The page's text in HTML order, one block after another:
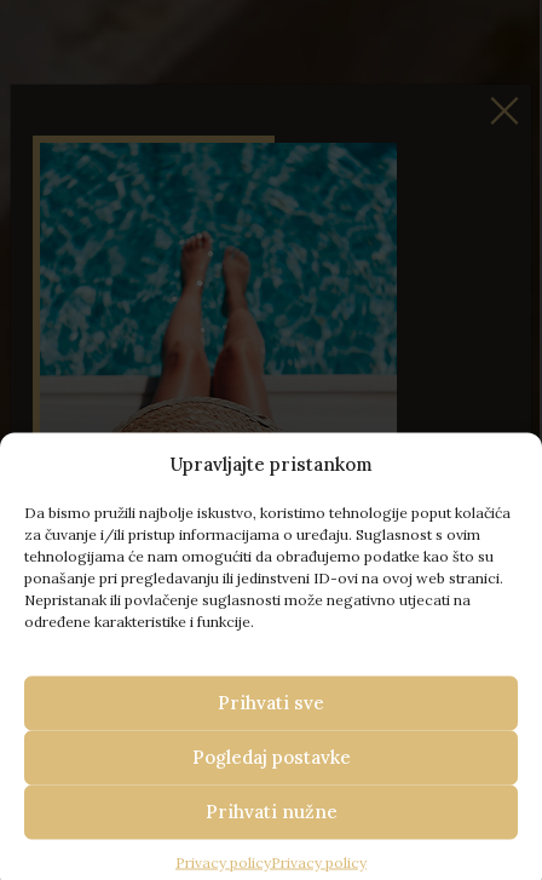
Upravljajte pristankom
Da bismo pružili najbolje iskustvo, koristimo tehnologije poput kolačića
za čuvanje i/ili pristup informacijama o uređaju. Suglasnost s ovim
tehnologijama će nam omogućiti da obrađujemo podatke kao što su
ponašanje pri pregledavanju ili jedinstveni ID-ovi na ovoj web stranici.
Nepristanak ili povlačenje suglasnosti može negativno utjecati na
određene karakteristike i funkcije.
Prihvati sve
Prihvati nužne
Pogledaj postavke
Privacy policyPrivacy policy
45 Slika
VILA CANOLLE ISTRIA
- 100 € popusta
REZERVIRAJTE KOD NAS
I OSTVARITE
100 € POPUSTA +